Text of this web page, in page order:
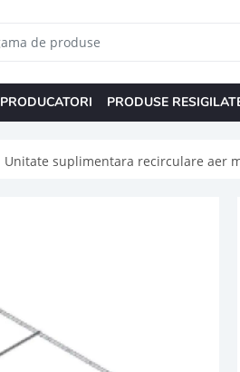
PRODUCATORI PRODUSE
Unitate suplimentara recirculare aer